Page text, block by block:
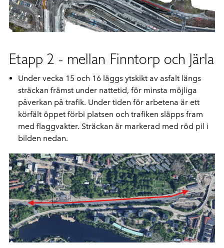
Etapp 2 - mellan Finntorp och Järla
Under vecka 15 och 16 läggs ytskikt av asfalt längs
sträckan främst under nattetid, för minsta möjliga
påverkan på trafik. Under tiden för arbetena är ett
körfält öppet förbi platsen och trafiken släpps fram
med flaggvakter. Sträckan är markerad med röd pil i
bilden nedan.